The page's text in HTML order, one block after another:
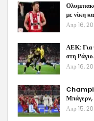
με νίκη
Απρ 16,
ΑΕΚ: Για
στη
Απρ 16,
Μπάγερν,
Απρ 15,